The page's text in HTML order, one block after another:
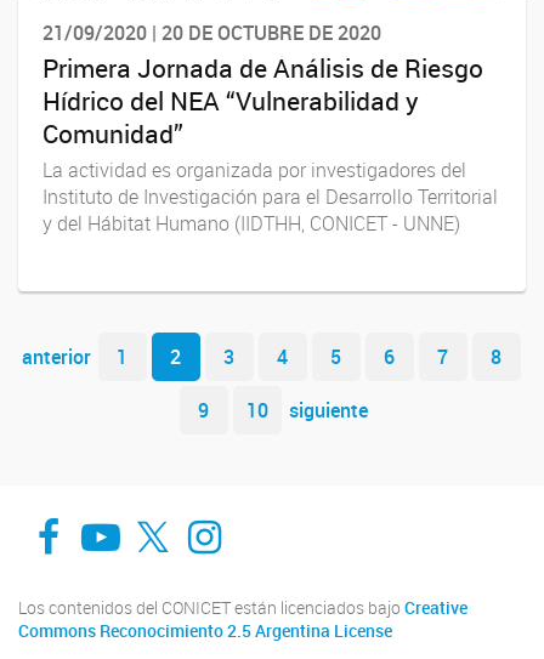
21/09/2020 | 20 DE OCTUBRE DE 2020
Primera Jornada de Análisis de Riesgo
Hídrico del NEA “Vulnerabilidad y
Comunidad”
La actividad es organizada por investigadores del
Instituto de Investigación para el Desarrollo Territorial
y del Hábitat Humano (IIDTHH, CONICET - UNNE)
Navegador de artículos
anterior 1 2 3 4 5 6 7
8
9
10 siguiente
Facebook
You TubeTwitterInstagram
Los contenidos del CONICET están licenciados bajo Creative
Commons Reconocimiento 2.5 Argentina License